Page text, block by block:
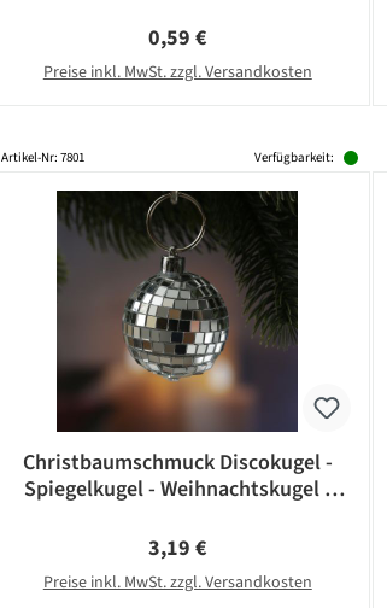
Regulärer Preis:
0,59 €
Preise inkl. MwSt. zzgl. Versandkosten
Artikel-Nr: 7801 Verfügbarkeit:
Christbaumschmuck Discokugel -
Spiegelkugel - Weihnachtskugel -
Regulärer Preis:
3,19 €
Preise inkl. MwSt. zzgl. Versandkosten